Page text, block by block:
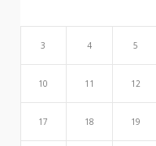
3 4 5
10 11 12
17 18 19